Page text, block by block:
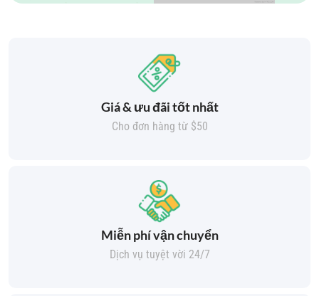
Giá & ưu đãi tốt nhất
Cho đơn hàng từ $50
Miễn phí vận chuyển
Dịch vụ tuyệt vời 24/7